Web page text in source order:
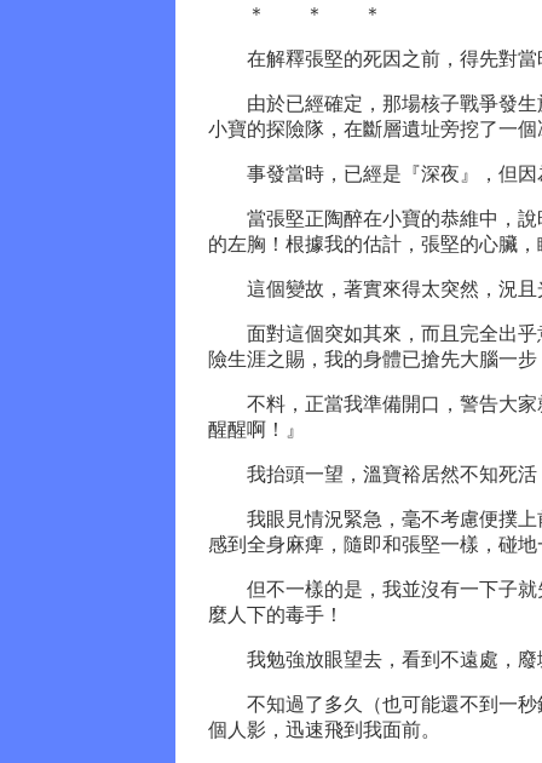
＊ ＊ ＊
在解釋張堅的死因之前，得先對當
由於已經確定，那場核子戰爭發生
小寶的探險隊，在斷層遺址旁挖了一
事發當時，已經是『深夜』，但因
當張堅正陶醉在小寶的恭維中，說
的左胸！根據我的估計，張堅的心臟
這個變故，著實來得太突然，況且
面對這個突如其來，而且完全出乎
險生涯之賜，我的身體已搶先大腦一
不料，正當我準備開口，警告大家
醒醒啊！』
我抬頭一望，溫寶裕居然不知死活
我眼見情況緊急，毫不考慮便撲上
感到全身麻痺，隨即和張堅一樣，碰
但不一樣的是，我並沒有一下子就
麼人下的毒手！
我勉強放眼望去，看到不遠處，廢
不知過了多久（也可能還不到一秒
個人影，迅速飛到我面前。